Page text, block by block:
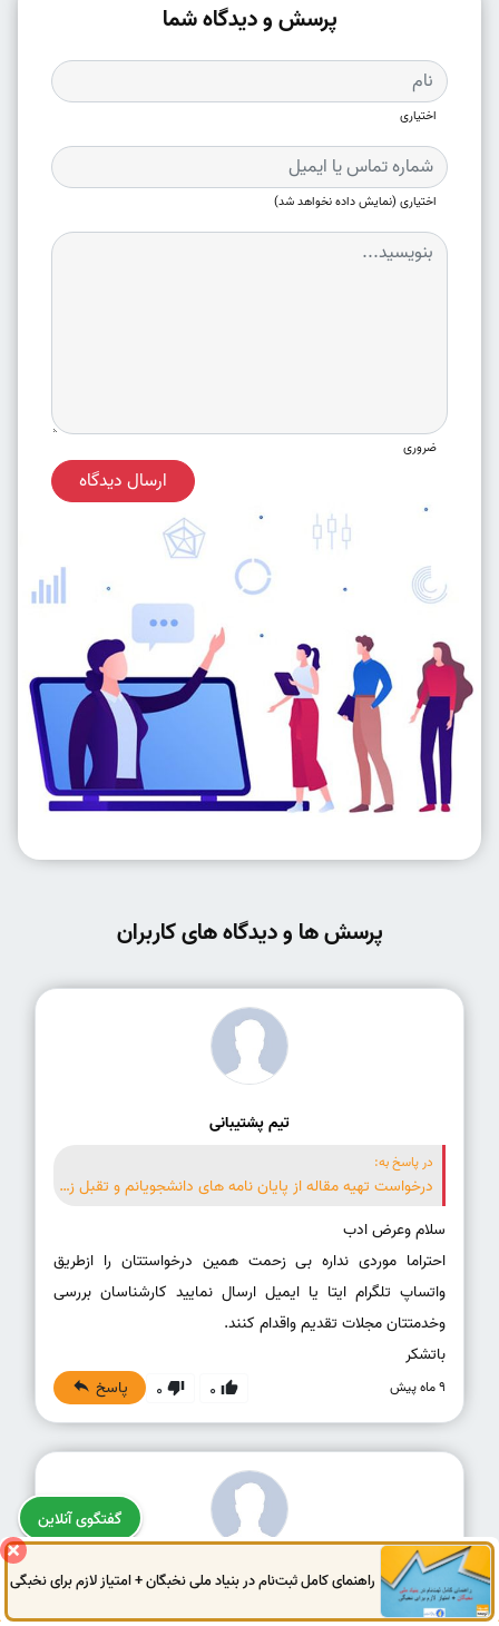
پرسش و دیدگاه شما
اختیاری
اختیاری (نمایش داده نخواهد شد)
ضروری
ارسال دیدگاه
پرسش ها و دیدگاه های کاربران
تیم پشتیبانی
در پاسخ به:
درخواست تهیه مقاله از پایان نامه های دانشجویانم و تقبل زحمت ترجمه و سابمیت آن به نشریات اسکوپوس از صفر تا صد ( چاپ نهایی) را دارم. چگونه می توانیم باهم همکاری کنیم؟
احتراما موردی نداره بی زحمت همین درخواستتان را ازطریق
واتساپ تلگرام ایتا یا ایمیل ارسال نمایید کارشناسان بررسی
باتشکر
9 ماه پیش 0
0 پاسخ
دکتر مهدی بشکوه
04133250787
09149724522
راهنمای کامل ثبت‌نام در بنیاد ملی نخبگان + امتیاز لازم برای نخبگی
گفتگوی آنلاین